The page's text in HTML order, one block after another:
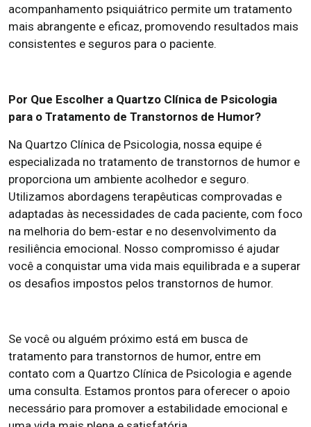
acompanhamento psiquiátrico permite um tratamento
mais abrangente e eficaz, promovendo resultados mais
consistentes e seguros para o paciente.
Por Que Escolher a Quartzo Clínica de Psicologia
para o Tratamento de Transtornos de Humor?
Na Quartzo Clínica de Psicologia, nossa equipe é
especializada no tratamento de transtornos de humor e
proporciona um ambiente acolhedor e seguro.
Utilizamos abordagens terapêuticas comprovadas e
adaptadas às necessidades de cada paciente, com foco
na melhoria do bem-estar e no desenvolvimento da
resiliência emocional. Nosso compromisso é ajudar
você a conquistar uma vida mais equilibrada e a superar
os desafios impostos pelos transtornos de humor.
Se você ou alguém próximo está em busca de
tratamento para transtornos de humor, entre em
contato com a Quartzo Clínica de Psicologia e agende
uma consulta. Estamos prontos para oferecer o apoio
necessário para promover a estabilidade emocional e